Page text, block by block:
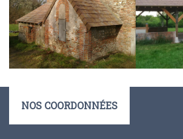
NOS COORDONNÉES